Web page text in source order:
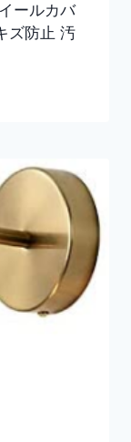
ールカバ
ズ防止 汚